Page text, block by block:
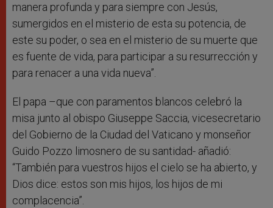
manera profunda y para siempre con Jesús,
sumergidos en el misterio de esta su potencia, de
este su poder, o sea en el misterio de su muerte que
es fuente de vida, para participar a su resurrección y
para renacer a una vida nueva”.
El papa –que con paramentos blancos celebró la
misa junto al obispo Giuseppe Saccia, vicesecretario
del Gobierno de la Ciudad del Vaticano y monseñor
Guido Pozzo limosnero de su santidad- añadió:
“También para vuestros hijos el cielo se ha abierto, y
Dios dice: estos son mis hijos, los hijos de mi
complacencia”.